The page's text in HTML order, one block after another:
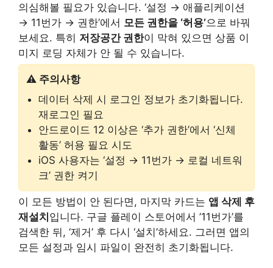
의심해볼 필요가 있습니다. ‘설정 → 애플리케이션
→ 11번가 → 권한’에서 모든 권한을 ‘허용’으로 바꿔
보세요. 특히 저장공간 권한이 막혀 있으면 상품 이
미지 로딩 자체가 안 될 수 있습니다.
⚠️ 주의사항
데이터 삭제 시 로그인 정보가 초기화됩니다.
재로그인 필요
안드로이드 12 이상은 ‘추가 권한’에서 ‘신체
활동’ 허용 필요 시도
iOS 사용자는 ‘설정 → 11번가 → 로컬 네트워
크’ 권한 켜기
이 모든 방법이 안 된다면, 마지막 카드는 앱 삭제 후
재설치 입니다. 구글 플레이 스토어에서 ’11번가’를
검색한 뒤, ‘제거’ 후 다시 ‘설치’하세요. 그러면 앱의
모든 설정과 임시 파일이 완전히 초기화됩니다.